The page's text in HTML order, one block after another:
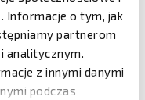
Informacje o tym, jak
partnerom
analitycznym.
z innymi danymi
podczas
dla tego